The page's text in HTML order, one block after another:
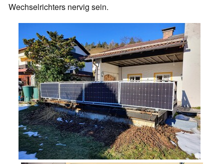
Wechselrichters nervig sein.